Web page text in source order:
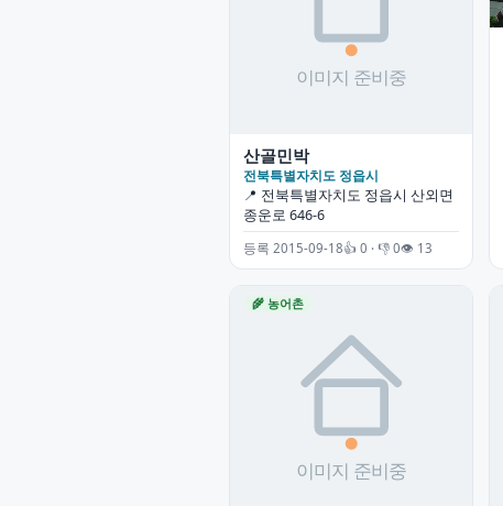
산골민박
전북특별자치도 정읍시
📍 전북특별자치도 정읍시 산외면
종운로 646-6
등록 2015-09-18👍 0 · 👎 0👁 13
🌾 농어촌